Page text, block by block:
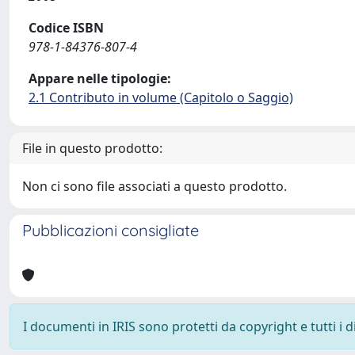
Codice ISBN
978-1-84376-807-4
Appare nelle tipologie:
2.1 Contributo in volume (Capitolo o Saggio)
File in questo prodotto:
Non ci sono file associati a questo prodotto.
Pubblicazioni consigliate
I documenti in IRIS sono protetti da copyright e tutti i